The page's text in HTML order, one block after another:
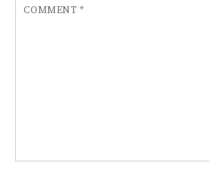
COMMENT *